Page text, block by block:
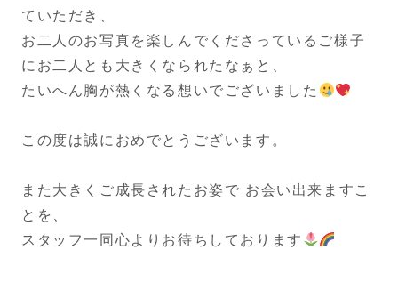
ていただき、
お二人のお写真を楽しんでくださっているご様子
にお二人とも大きくなられたなぁと、
たいへん胸が熱くなる想いでございました
この度は誠におめでとうございます。
また大きくご成長されたお姿で お会い出来ますこ
とを、
スタッフ一同心よりお待ちしております